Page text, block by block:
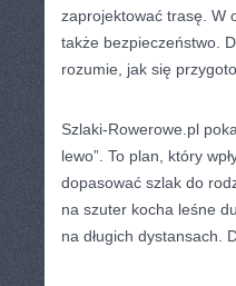
zaprojektować trasę. W
także bezpieczeństwo.
rozumie, jak się
Szlaki-Rowerowe.pl
lewo”. To plan, który
dopasować szlak do
na szuter kocha leśne
na długich dystansach.